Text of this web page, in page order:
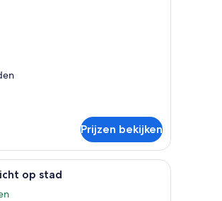
Prijzen bekijken
stoel. Er is een plafondventilator, een schilderij
Een hemelbed met dunne gordijnen, een
op stad